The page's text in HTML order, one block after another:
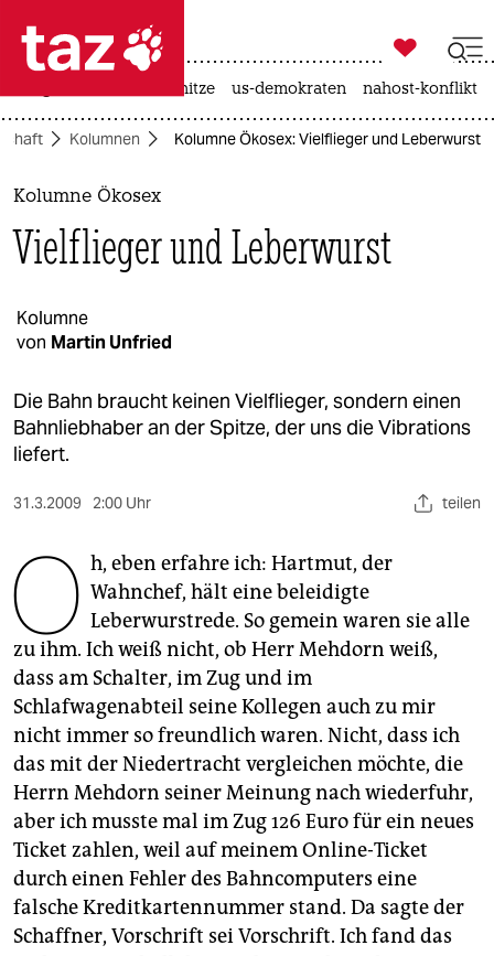
 taz zahl ich
taz zahl ich
themen
politik
gesellschaft
kultur
sport
berlin
wahrheit
verlag
verlag
veranstaltungen
shop
fragen & hilfe
unterstützen
abo
genossenschaft

taz zahl ich
hitze us-demokraten nahost-konflikt
Kolumnen Kolumne Ökosex: Vielflieger und Leberwurst
Kolumne Ökosex
Vielflieger und Leberwurst
Kolumne
von Martin Unfried
Die Bahn braucht keinen Vielflieger, sondern einen
Bahnliebhaber an der Spitze, der uns die Vibrations
liefert.
31.3.2009 2:00 Uhr teilen
O h, eben erfahre ich: Hartmut, der
Wahnchef, hält eine beleidigte
Leberwurstrede. So gemein waren sie alle
zu ihm. Ich weiß nicht, ob Herr Mehdorn weiß,
dass am Schalter, im Zug und im
Schlafwagenabteil seine Kollegen auch zu mir
nicht immer so freundlich waren. Nicht, dass ich
das mit der Niedertracht vergleichen möchte, die
Herrn Mehdorn seiner Meinung nach wiederfuhr,
aber ich musste mal im Zug 126 Euro für ein neues
Ticket zahlen, weil auf meinem Online-Ticket
durch einen Fehler des Bahncomputers eine
falsche Kreditkartennummer stand. Da sagte der
Schaffner, Vorschrift sei Vorschrift. Ich fand das